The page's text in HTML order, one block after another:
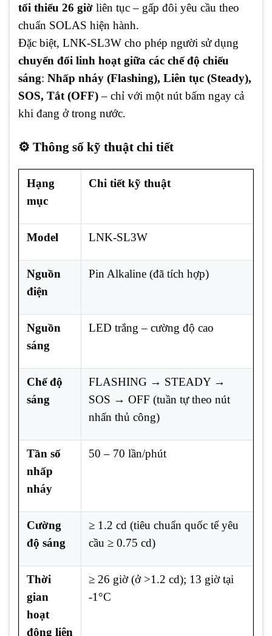
tối thiểu 26 giờ liên tục – gấp đôi yêu cầu theo
chuẩn SOLAS hiện hành.
Đặc biệt, LNK-SL3W cho phép người sử dụng
chuyển đổi linh hoạt giữa các chế độ chiếu
sáng: Nhấp nháy (Flashing), Liên tục (Steady),
SOS, Tắt (OFF)– chỉ với một nút bấm ngay cả
khi đang ở trong nước.
⚙️ Thông số kỹ thuật chi tiết
Hạng
mục
Chi tiết kỹ thuật
Model LNK-SL3W
Nguồn
điện
Pin Alkaline (đã tích hợp)
Nguồn
sáng
LED trắng – cường độ cao
Chế độ
sáng
FLASHING → STEADY →
SOS → OFF (tuần tự theo nút
nhấn thủ công)
Tần số
nhấp
nháy
50 – 70 lần/phút
Cường
độ sáng
≥ 1.2 cd (tiêu chuẩn quốc tế yêu
cầu ≥ 0.75 cd)
Thời
gian
hoạt
động liên
≥ 26 giờ (ở >1.2 cd); 13 giờ tại
-1°C